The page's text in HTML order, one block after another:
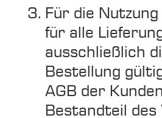
Für die
für alle
ausschließlich
Bestellung
AGB der
Bestandteil